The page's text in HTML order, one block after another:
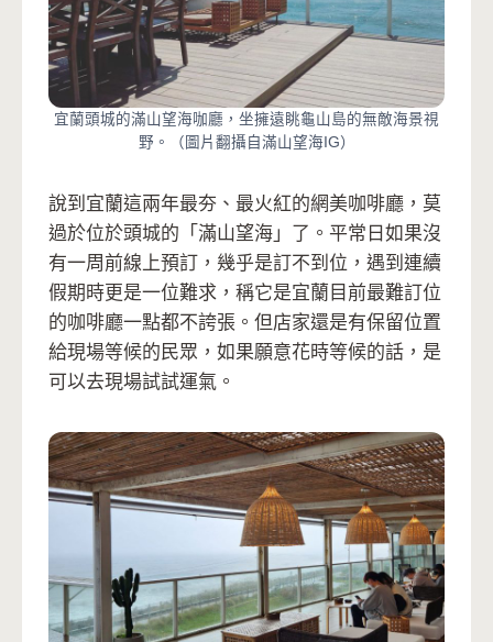
宜蘭頭城的滿山望海咖廳，坐擁遠眺龜山島的無敵海景視
野。（圖片翻攝自滿山望海IG）
說到宜蘭這兩年最夯、最火紅的網美咖啡廳，莫
過於位於頭城的「滿山望海」了。平常日如果沒
有一周前線上預訂，幾乎是訂不到位，遇到連續
假期時更是一位難求，稱它是宜蘭目前最難訂位
的咖啡廳一點都不誇張。但店家還是有保留位置
給現場等候的民眾，如果願意花時等候的話，是
可以去現場試試運氣。